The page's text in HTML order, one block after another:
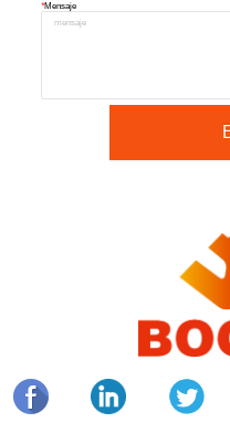
*Mensaje